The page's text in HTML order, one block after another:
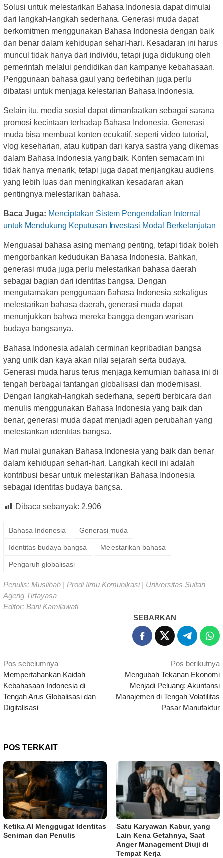
Solusi untuk melestarikan Bahasa Indonesia dapat dimulai
dari langkah-langkah sederhana. Generasi muda dapat
berkomitmen menggunakan Bahasa Indonesia dengan baik
dan benar dalam kehidupan sehari-hari. Kesadaran ini harus
muncul tidak hanya dari individu, tetapi juga didukung oleh
pemerintah melalui pendidikan dan kampanye kebahasaan.
Penggunaan bahasa gaul yang berlebihan juga perlu
dibatasi untuk menjaga kelestarian Bahasa Indonesia.
Selain itu, media sosial dapat dimanfaatkan sebagai sarana
promosi kecintaan terhadap Bahasa Indonesia. Generasi
muda bisa membuat konten edukatif, seperti video tutorial,
vlog keseharian, atau kutipan dari karya sastra yang dikemas
dalam Bahasa Indonesia yang baik. Konten semacam ini
tidak hanya menarik, tetapi juga dapat menjangkau audiens
yang lebih luas dan meningkatkan kesadaran akan
pentingnya melestarikan bahasa.
Baca Juga: Menciptakan Sistem Pengendalian Internal
untuk Mendukung Keputusan Investasi Modal Berkelanjutan
Menguasai bahasa asing memang penting, tetapi tidak boleh
mengorbankan kedudukan Bahasa Indonesia. Bahkan,
generasi muda juga perlu melestarikan bahasa daerah
sebagai bagian dari identitas bangsa. Dengan
mengutamakan penggunaan Bahasa Indonesia sekaligus
melestarikan bahasa daerah, generasi muda dapat
menunjukkan bahwa mereka bangga dengan warisan
budaya bangsanya.
Bahasa Indonesia adalah cerminan kepribadian bangsa
yang unik dan kaya akan nilai sejarah serta budaya.
Generasi muda harus terus menjaga kemurnian bahasa ini di
tengah berbagai tantangan globalisasi dan modernisasi.
Dengan langkah-langkah sederhana, seperti berbicara dan
menulis menggunakan Bahasa Indonesia yang baik dan
benar, generasi muda dapat menjadi agen perubahan yang
melestarikan identitas bangsa.
Mari mulai gunakan Bahasa Indonesia yang baik dan benar
dalam kehidupan sehari-hari. Langkah kecil ini adalah
kontribusi besar untuk melestarikan Bahasa Indonesia
sebagai identitas budaya bangsa.
Dibaca sebanyak: 2,906
Bahasa Indonesia Generasi muda
Identitas budaya bangsa Melestarikan bahasa
Pengaruh globalisasi
Penulis: Muslihah | Prodi Ilmu Komunikasi | Universitas Sultan
Ageng Tirtayasa
Editor: Bani Kamilawati
SEBARKAN
Navigasi
pos
Pos sebelumnya
Mempertahankan Kaidah
Kebahasaan Indonesia di
Tengah Arus Globalisasi dan
Digitalisasi
Pos berikutnya
Mengubah Tekanan Ekonomi
Menjadi Peluang: Akuntansi
Manajemen di Tengah Volatilitas
Pasar Manufaktur
POS TERKAIT
Ketika AI Menggugat Identitas
Seniman dan Penulis
Satu Karyawan Kabur, yang
Lain Kena Getahnya, Saat
Anger Management Diuji di
Tempat Kerja